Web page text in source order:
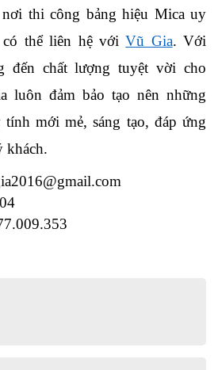
thi công bảng hiệu Mica uy
có thể liên hệ với Vũ Gia. Với
đến chất lượng tuyệt vời cho
luôn đảm bảo tạo nên những
mới mẻ, sáng tạo, đáp ứng
khách.